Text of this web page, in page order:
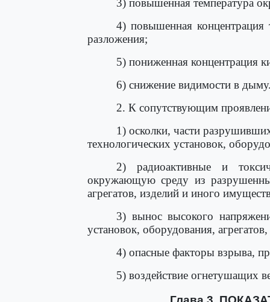
3) повышенная температура
4) повышенная концентрация
разложения;
5) пониженная концентрация
6) снижение видимости в
2. К сопутствующим
1) осколки, части
технологических установок,
2) радиоактивные и
окружающую среду из
агрегатов, изделий и иного
3) вынос высокого
установок, оборудования,
4) опасные факторы взрыва,
5) воздействие огнетушащих